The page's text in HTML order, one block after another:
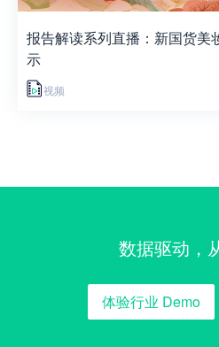
报告解读系列直播：新国货美
示
视频
数据驱动，
体验行业 Demo